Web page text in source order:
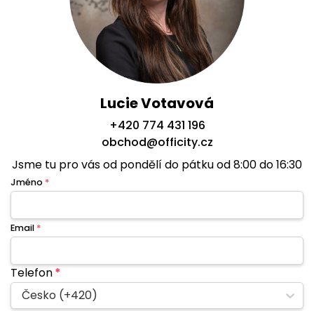
Lucie Votavová
+420 774 431 196
obchod@officity.cz
Jsme tu pro vás od pondělí do pátku od 8:00 do 16:30
Jméno *
Email *
Telefon*
Česko (+420)